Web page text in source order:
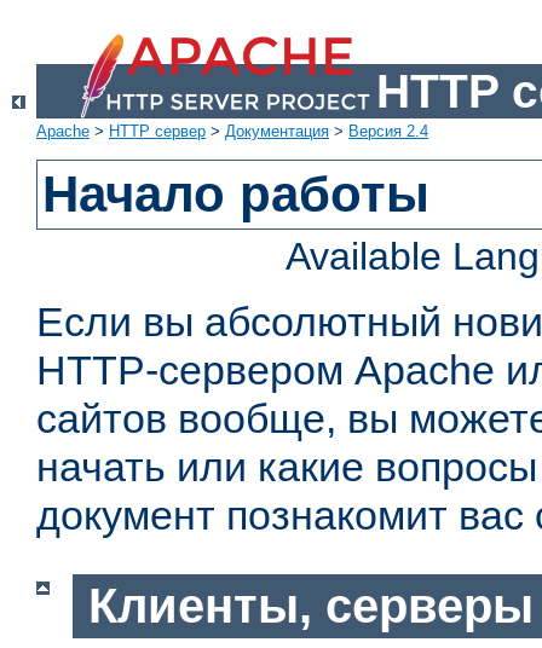
HTTP
Apache > HTTP сервер > Документация > Версия 2.4
Начало работы
Available
Если вы абсолютный
HTTP-сервером Apache
сайтов вообще, вы
начать или какие
документ познакомит вас
Клиенты, серверы